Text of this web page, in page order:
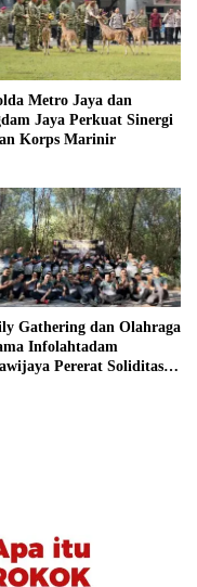
Metro Jaya dan
Jaya Perkuat Sinergi
Korps Marinir
Gathering dan Olahraga
Infolahtadam
Pererat Soliditas